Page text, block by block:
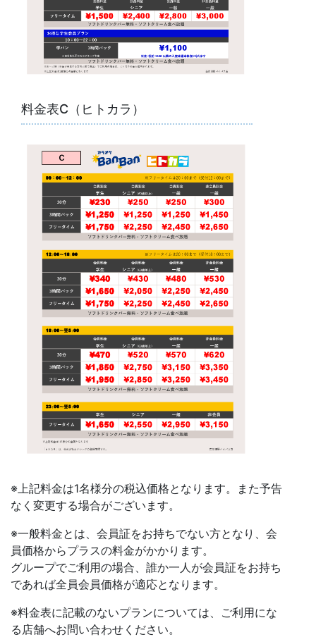
料金表C（ヒトカラ）
※上記料金は1名様分の税込価格となります。また予告
なく変更する場合がございます。
※一般料金とは、会員証をお持ちでない方となり、会
員価格からプラスの料金がかかります。
グループでご利用の場合、誰か一人が会員証をお持ち
であれば全員会員価格が適応となります。
※料金表に記載のないプランについては、ご利用にな
る店舗へお問い合わせください。